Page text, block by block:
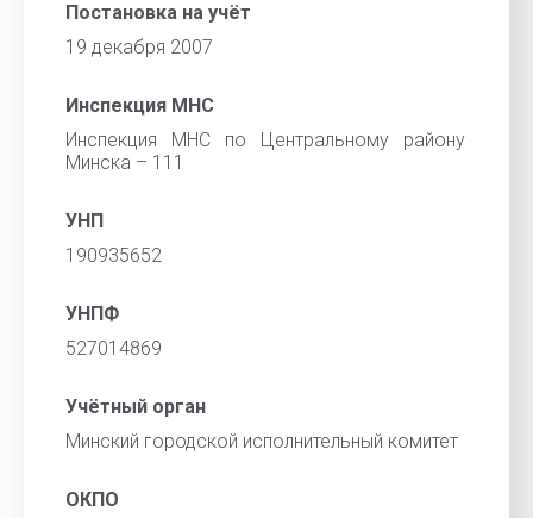
Постановка на учёт
19 декабря 2007
Инспекция МНС
Инспекция МНС по Центральному району
Минска – 111
УНП
190935652
УНПФ
527014869
Учётный орган
Минский городской исполнительный комитет
ОКПО